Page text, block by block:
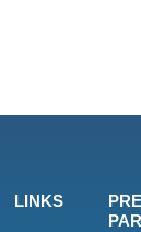
LINKS